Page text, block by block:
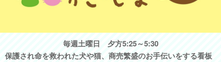
毎週土曜日 夕方5:25～5:30
保護され命を救われた犬や猫、商売繁盛のお手伝いをする看板